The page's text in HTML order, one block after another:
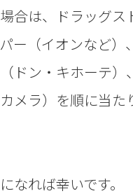
合は、ドラッグス
ー（イオンなど）
ドン・キホーテ）
メラ）を順に当た
なれば幸いです。